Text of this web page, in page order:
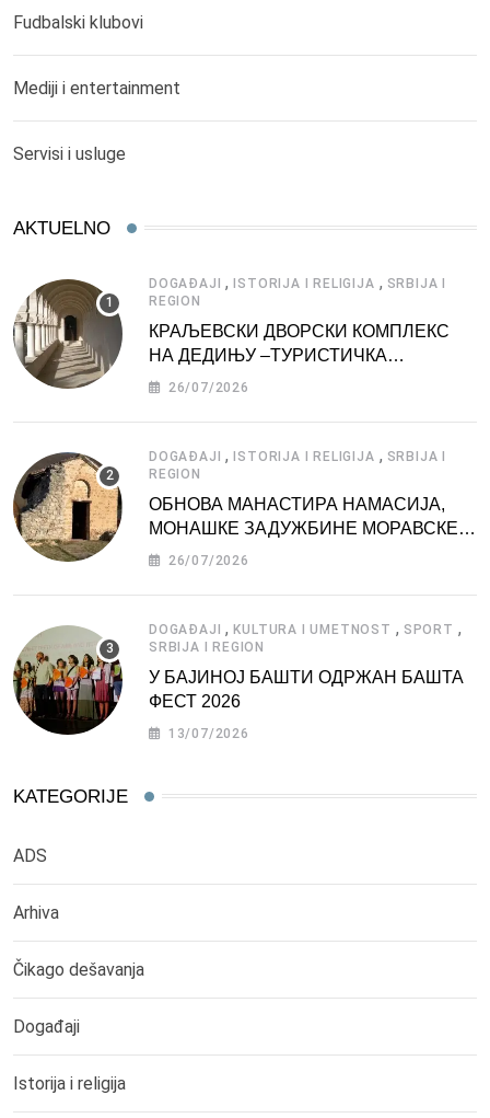
Fudbalski klubovi
Mediji i entertainment
Servisi i usluge
AKTUELNO
DOGAĐAJI ,ISTORIJA I RELIGIJA , SRBIJA I
REGION
КРАЉЕВСКИ ДВОРСКИ КОМПЛЕКС
НА ДЕДИЊУ –ТУРИСТИЧКА
АТРАКЦИЈА
26/07/2026
DOGAĐAJI ,ISTORIJA I RELIGIJA , SRBIJA I
REGION
ОБНОВА МАНАСТИРА НАМАСИЈА,
МОНАШКЕ ЗАДУЖБИНЕ МОРАВСКЕ
СРБИЈЕ
26/07/2026
DOGAĐAJI ,KULTURA I UMETNOST , SPORT ,
SRBIJA I REGION
У БАЈИНОЈ БАШТИ ОДРЖАН БАШТА
ФЕСТ 2026
13/07/2026
KATEGORIJE
ADS
Arhiva
Čikago dešavanja
Događaji
Istorija i religija